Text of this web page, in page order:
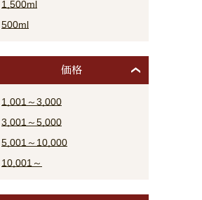
1,500ml
500ml
価格
1,001～3,000
3,001～5,000
5,001～10,000
10,001～